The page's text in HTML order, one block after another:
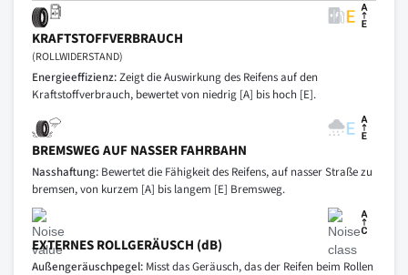
KRAFTSTOFFVERBRAUCH
(ROLLWIDERSTAND)
Energieeffizienz:Zeigt die Auswirkung des Reifens auf den
Kraftstoffverbrauch, bewertet von niedrig [A] bis hoch [E].
BREMSWEG AUF NASSER FAHRBAHN
Nasshaftung: Bewertet die Fähigkeit des Reifens, auf nasser Straße zu
bremsen, von kurzem [A] bis langem [E] Bremsweg.
EXTERNES ROLLGERÄUSCH (dB)
Außengeräuschpegel: Misst das Geräusch, das der Reifen beim Rollen